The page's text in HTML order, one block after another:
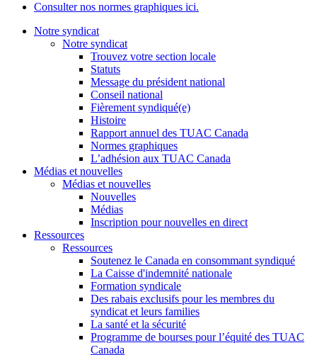
Consulter nos normes graphiques ici.
Notre syndicat
Notre syndicat
Trouvez votre section locale
Statuts
Message du président national
Conseil national
Fièrement syndiqué(e)
Histoire
Rapport annuel des TUAC Canada
Normes graphiques
L’adhésion aux TUAC Canada
Médias et nouvelles
Médias et nouvelles
Nouvelles
Médias
Inscription pour nouvelles en direct
Ressources
Ressources
Soutenez le Canada en consommant syndiqué
La Caisse d'indemnité nationale
Formation syndicale
Des rabais exclusifs pour les membres du
syndicat et leurs families
La santé et la sécurité
Programme de bourses pour l’équité des TUAC
Canada